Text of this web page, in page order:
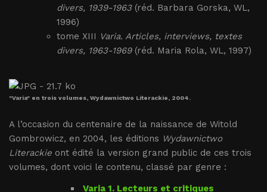
divers, 1939-1963(réd. Barbara Gorska, WL,
1996)
tome XIII Varia. Articles, interviews, textes
divers, 1963-1969(réd. Maria Rola, WL, 1997)
"Varia" en trois volumes, Wydawnictwo Literackie, 2004.
A l’occasion du centenaire de la naissance de Witold
Gombrowicz, en 2004, les éditions Wydawnictwo
Literackie ont édité la version grand public de ces trois
volumes, dont voici le contenu, classé par genre :
Varia 1. Lecteurs et critiques